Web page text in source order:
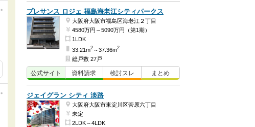
プレサンス ロジェ 福島海老江シティパークス
大阪府大阪市福島区海老江２丁目
4580万円～5090万円（第1期）
1LDK
33.21m2 ～37.36m2
総戸数 27戸
公式サイト 資料請求 検討スレ まとめ
ジェイグラン シティ 淡路
大阪府大阪市東淀川区菅原六丁目
未定
2LDK～4LDK